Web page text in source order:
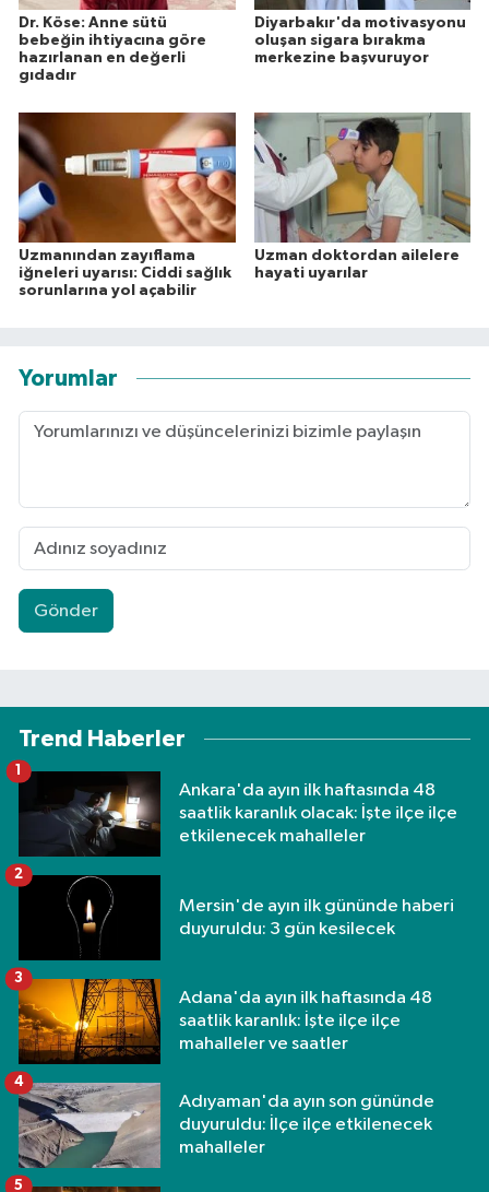
Dr. Köse: Anne sütü
bebeğin ihtiyacına göre
hazırlanan en değerli
gıdadır
Diyarbakır'da motivasyonu
oluşan sigara bırakma
merkezine başvuruyor
Uzmanından zayıflama
iğneleri uyarısı: Ciddi sağlık
sorunlarına yol açabilir
Uzman doktordan ailelere
hayati uyarılar
Yorumlar
Gönder
Trend Haberler
Ankara'da ayın ilk haftasında 48
saatlik karanlık olacak: İşte ilçe ilçe
etkilenecek mahalleler
1
Mersin'de ayın ilk gününde haberi
duyuruldu: 3 gün kesilecek
2
Adana'da ayın ilk haftasında 48
saatlik karanlık: İşte ilçe ilçe
mahalleler ve saatler
3
Adıyaman'da ayın son gününde
duyuruldu: İlçe ilçe etkilenecek
mahalleler
4
5